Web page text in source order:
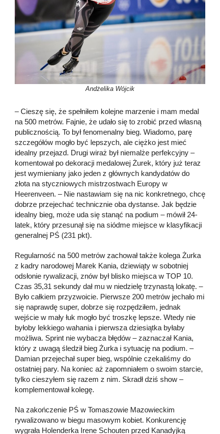
Andżelika Wójcik
– Cieszę się, że spełniłem kolejne marzenie i mam medal
na 500 metrów. Fajnie, że udało się to zrobić przed własną
publicznością. To był fenomenalny bieg. Wiadomo, parę
szczegółów mogło być lepszych, ale ciężko jest mieć
idealny przejazd. Drugi wiraż był niemalże perfekcyjny –
komentował po dekoracji medalowej Żurek, który już teraz
jest wymieniany jako jeden z głównych kandydatów do
złota na styczniowych mistrzostwach Europy w
Heerenveen. – Nie nastawiam się na nic konkretnego, chcę
dobrze przejechać technicznie oba dystanse. Jak będzie
idealny bieg, może uda się stanąć na podium – mówił 24-
latek, który przesunął się na siódme miejsce w klasyfikacji
generalnej PŚ (231 pkt).
Regularność na 500 metrów zachował także kolega Żurka
z kadry narodowej Marek Kania, dziewiąty w sobotniej
odsłonie rywalizacji, znów był blisko miejsca w TOP 10.
Czas 35,31 sekundy dał mu w niedzielę trzynastą lokatę. –
Było całkiem przyzwoicie. Pierwsze 200 metrów jechało mi
się naprawdę super, dobrze się rozpędziłem, jednak
wejście w mały łuk mogło być troszkę lepsze. Wtedy nie
byłoby lekkiego wahania i pierwsza dziesiątka byłaby
możliwa. Sprint nie wybacza błędów – zaznaczał Kania,
który z uwagą śledził bieg Żurka i sytuację na podium. –
Damian przejechał super bieg, wspólnie czekaliśmy do
ostatniej pary. Na koniec aż zapomniałem o swoim starcie,
tylko cieszyłem się razem z nim. Skradł dziś show –
komplementował kolegę.
Na zakończenie PŚ w Tomaszowie Mazowieckim
rywalizowano w biegu masowym kobiet. Konkurencję
wygrała Holenderka Irene Schouten przed Kanadyjką